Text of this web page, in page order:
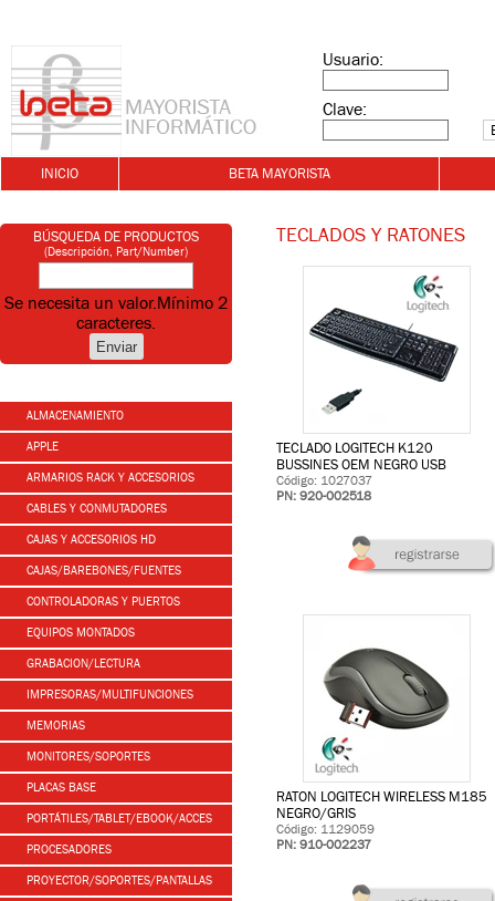
Usuario:
Clave:
INICIO BETA MAYORISTA
BÚSQUEDA DE PRODUCTOS
(Descripción, Part/Number)
Se necesita un valor.Mínimo 2
caracteres.
ALMACENAMIENTO
APPLE
ARMARIOS RACK Y ACCESORIOS
CABLES Y CONMUTADORES
CAJAS Y ACCESORIOS HD
CAJAS/BAREBONES/FUENTES
CONTROLADORAS Y PUERTOS
EQUIPOS MONTADOS
GRABACION/LECTURA
IMPRESORAS/MULTIFUNCIONES
MEMORIAS
MONITORES/SOPORTES
PLACAS BASE
PORTÁTILES/TABLET/EBOOK/ACCES
PROCESADORES
PROYECTOR/SOPORTES/PANTALLAS
TECLADOS Y RATONES
TECLADO LOGITECH K120
BUSSINES OEM NEGRO USB
Código: 1027037
PN: 920-002518
RATON LOGITECH WIRELESS M185
NEGRO/GRIS
Código: 1129059
PN: 910-002237